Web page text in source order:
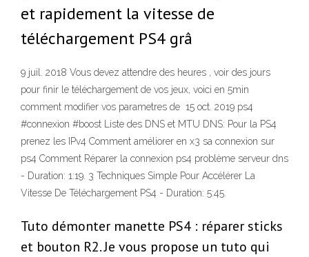
et rapidement la vitesse de
téléchargement PS4 grâ
9 juil. 2018 Vous devez attendre des heures , voir des jours
pour finir le téléchargement de vos jeux, voici en 5min
comment modifier vos parametres de 15 oct. 2019 ps4
#connexion #boost Liste des DNS et MTU DNS: Pour la PS4
prenez les IPv4 Comment améliorer en x3 sa connexion sur
ps4 Comment Réparer la connexion ps4 problème serveur dns
- Duration: 1:19. 3 Techniques Simple Pour Accélérer La
Vitesse De Téléchargement PS4 - Duration: 5:45.
Tuto démonter manette PS4 : réparer sticks
et bouton R2. Je vous propose un tuto qui